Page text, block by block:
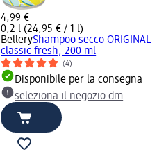
4,99 €
0,2 l (24,95 € / 1 l)
BelleryShampoo secco ORIGINAL
classic fresh, 200 ml
(4)
Disponibile per la consegna
seleziona il negozio dm